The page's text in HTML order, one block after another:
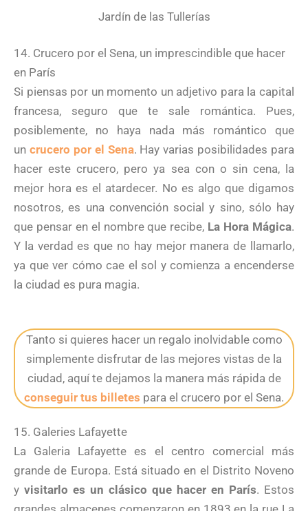
Jardín de las Tullerías
14. Crucero por el Sena, un imprescindible que hacer
en París
Si piensas por un momento un adjetivo para la capital
francesa, seguro que te sale romántica. Pues,
posiblemente, no haya nada más romántico que
un crucero por el Sena. Hay varias posibilidades para
hacer este crucero, pero ya sea con o sin cena, la
mejor hora es el atardecer. No es algo que digamos
nosotros, es una convención social y sino, sólo hay
que pensar en el nombre que recibe, La Hora Mágica.
Y la verdad es que no hay mejor manera de llamarlo,
ya que ver cómo cae el sol y comienza a encenderse
la ciudad es pura magia.
Tanto si quieres hacer un regalo inolvidable como
simplemente disfrutar de las mejores vistas de la
ciudad, aquí te dejamos la manera más rápida de
conseguir tus billetes para el crucero por el Sena.
15. Galeries Lafayette
La Galeria Lafayette es el centro comercial más
grande de Europa. Está situado en el Distrito Noveno
y visitarlo es un clásico que hacer en París. Estos